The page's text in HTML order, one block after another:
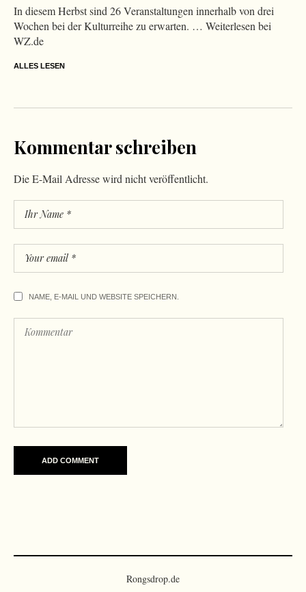
In diesem Herbst sind 26 Veranstaltungen innerhalb von drei
Wochen bei der Kulturreihe zu erwarten. … Weiterlesen bei
WZ.de
ALLES LESEN
Kommentar schreiben
Die E-Mail Adresse wird nicht veröffentlicht.
NAME, E-MAIL UND WEBSITE SPEICHERN.
Rongsdrop.de